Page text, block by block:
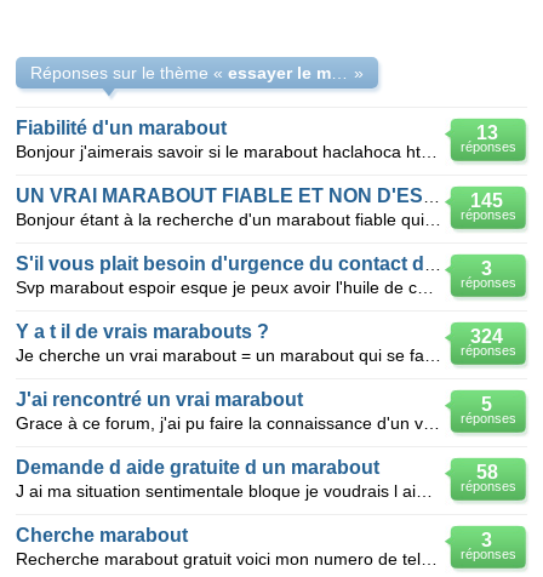
Réponses sur le thème « »
13
réponses
Fiabilité d'un marabout
145
réponses
3
réponses
324
réponses
Y a t il de vrais marabouts ?
5
réponses
J'ai rencontré un vrai marabout
58
réponses
Demande d aide gratuite d un marabout
3
réponses
Cherche marabout